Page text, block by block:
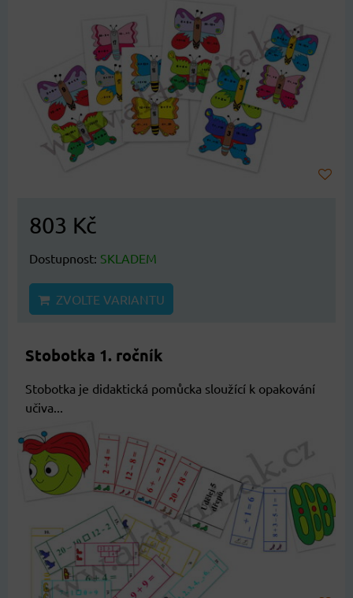
803 Kč
Dostupnost: SKLADEM
ZVOLTE VARIANTU
Stobotka 1. ročník
Stobotka je didaktická pomůcka sloužící k opakování
učiva...